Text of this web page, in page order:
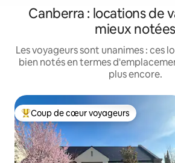
Canberra : locations de
mieux notées
Les voyageurs sont unanimes : ces
bien notés en termes
plus encore.
Coups de cœur voyageurs les plus
Coup de cœur voyageurs